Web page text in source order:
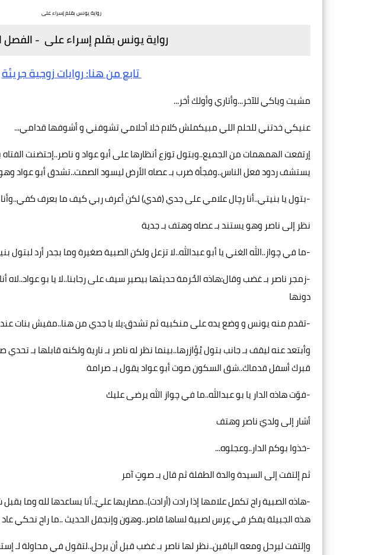
رواية يونس بقلم إسراء على
رواية يونس بقلم إسراء على - الفصل
تابع من هنا: روايات زوجية جريئة
مشيت وياكي للآخر...وأتاري وأولك أخر...
عنيكي خدتني للحلم اللي مبيكملش كلام خلا أحلامي تشوفني و أشوفها قدامي...
إرتفعت الهمهمات من الجميع..وبتول توزع أنظارها على أبو عواد و ناصر..إحتضنت
يستشف ردود فعل الناس..وفجأة ضرب بـ عصاه الأرض ليسود الصمت..تشدق أبو عواد
-بتول يا بنيتي..أنا رچال علامي على جدي (قدي) لكن أعرف ربي كيف ما بعرف
نظر إلى ناصر وهو يستند بـ عصاه وهتف بـ جدية
-ما في چواز..الله الغني يا أبو عبدالله..لا تزعل ولكن الصبية صغيرة وما بجدر أرد
-زمجر ناصر بـ غضب وقال:هاذه الحُرمة حديثها بيصير سيف على رجابنا..لا يا بو عواد..لاه
دونها
-تقدم منه يونس و وضع يده على منكبيه ثم تشدق:يلا يا جدي من هنا..مفيش بنات عندنا
وأبتعد عنه ليقف بـ جانب بتول يُؤازرها..بينما نظر له ناصر بـ نارية ولكنه قابلها بـ
قبرك أسفل قدماك..شق السكون صوت أبو عواد يقول بـ صرامة
-فوّت هاذه الدار يا بو عبدالله..ما في چواز الله يرضى عليك
أشار إلى ولديّ ناصر وهتف
-خذوا بوكم الدار..وعجلوه...
ثم إلتفت إلى السيدة والدة الطفلة ثم قال بـ صوتٍ آمر
-هاذه الصبية راح تكمل علامها إذا رادت (أرادت)..مصاريها عليّ..أنا بساعدها لله وما
هذه الجبيلة يفكر في عِرس لصبية لساها قاصر..وهون وإنجفل الحديث ..ما راح نحكي عاد
وإلتفت ليرحل ومعه الباقين..نظر لها ناصر بـ غضب قبل أن يرحل..لتقول في محاولة لـ